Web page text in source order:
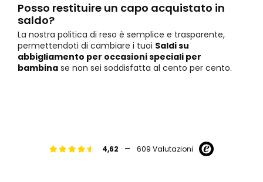
Posso restituire un capo acquistato in
saldo?
La nostra politica di reso è semplice e trasparente,
permettendoti di cambiare i tuoi Saldi su
abbigliamento per occasioni speciali per
bambina se non sei soddisfatta al cento per cento.
4,62 - 609 Valutazioni